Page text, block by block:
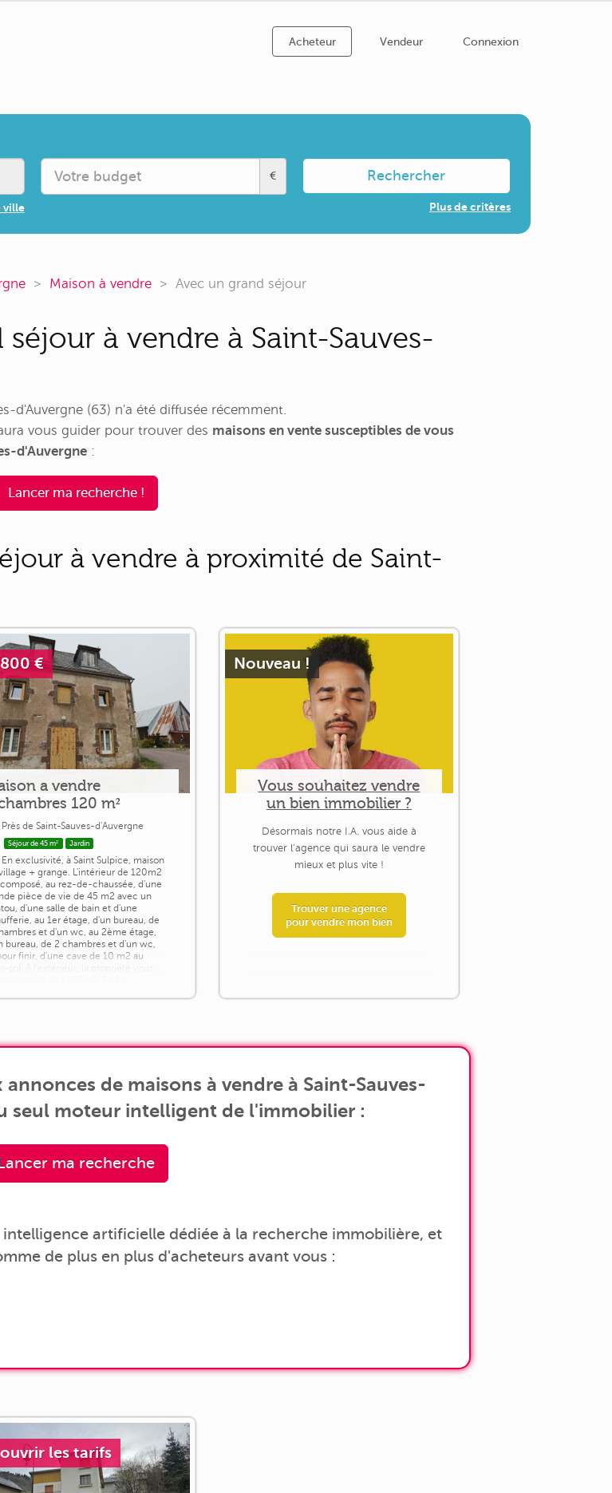
Acheteur Vendeur Connexion
ville
€ Rechercher
Plus de critères
Maison à vendre Avec un grand séjour
à vendre à Saint-Sauves-
d'Auvergne (63) n'a été diffusée récemment.
vous guider pour trouver des maisons en vente susceptibles de vous
d'Auvergne :
Lancer ma recherche !
à vendre à proximité de Saint-
€
a vendre
120 m²
Près de Saint-Sauves-d'Auvergne
Séjour de 45 m² Jardin
En exclusivité, à Saint Sulpice, maison
+ grange. L'intérieur de 120m2
au rez-de-chaussée, d'une
pièce de vie de 45 m2 avec un
d'une salle de bain et d'une
au 1er étage, d'un bureau, de
et d'un wc, au 2ème étage,
bureau, de 2 chambres et d'un wc,
finir, d'une cave de 10 m2 au
Nouveau !
Vous souhaitez vendre
un bien immobilier ?
Désormais notre I.A. vous aide à
trouver l'agence qui saura le vendre
mieux et plus vite !
Trouver une agence
pour vendre mon bien
de maisons à vendre à Saint-Sauves-
seul moteur intelligent de l'immobilier :
ma recherche
artificielle dédiée à la recherche immobilière, et
de plus en plus d'acheteurs avant vous :
les tarifs